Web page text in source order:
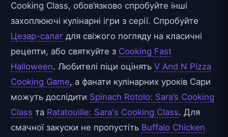
Cooking Class, обов’язково спробуйте інші
захоплюючі кулінарні ігри з серії. Спробуйте
Цезар-салат для свіжого погляду на класичні
рецепти, або святкуйте з Cooking Fast
Halloween. Любителі піци оцінять V And N Pizza
Cooking Game, а фанати кулінарних уроків Сари
можуть дослідити Spinach Rotolo: Sara’s Cooking
Class та Ratatouille: Sara's Cooking Class. Для
смачної закуски не пропустіть Buffalo Chicken